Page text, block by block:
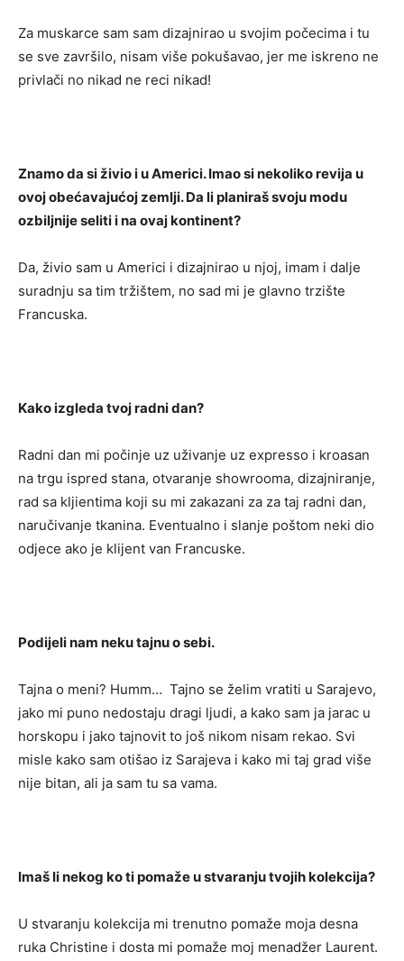
Za muskarce sam sam dizajnirao u svojim počecima i tu
se sve završilo, nisam više pokušavao, jer me iskreno ne
privlači no nikad ne reci nikad!
Znamo da si živio i u Americi. Imao si nekoliko revija u
ovoj obećavajućoj zemlji. Da li planiraš svoju modu
ozbiljnije seliti i na ovaj kontinent?
Da, živio sam u Americi i dizajnirao u njoj, imam i dalje
suradnju sa tim tržištem, no sad mi je glavno trzište
Francuska.
Kako izgleda tvoj radni dan?
Radni dan mi počinje uz uživanje uz expresso i kroasan
na trgu ispred stana, otvaranje showrooma, dizajniranje,
rad sa kljientima koji su mi zakazani za za taj radni dan,
naručivanje tkanina. Eventualno i slanje poštom neki dio
odjece ako je klijent van Francuske.
Podijeli nam neku tajnu o sebi.
Tajna o meni? Humm… Tajno se želim vratiti u Sarajevo,
jako mi puno nedostaju dragi ljudi, a kako sam ja jarac u
horskopu i jako tajnovit to još nikom nisam rekao. Svi
misle kako sam otišao iz Sarajeva i kako mi taj grad više
nije bitan, ali ja sam tu sa vama.
Imaš li nekog ko ti pomaže u stvaranju tvojih kolekcija?
U stvaranju kolekcija mi trenutno pomaže moja desna
ruka Christine i dosta mi pomaže moj menadžer Laurent.